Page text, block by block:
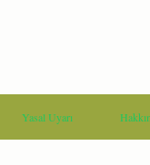
Yasal Uyarı